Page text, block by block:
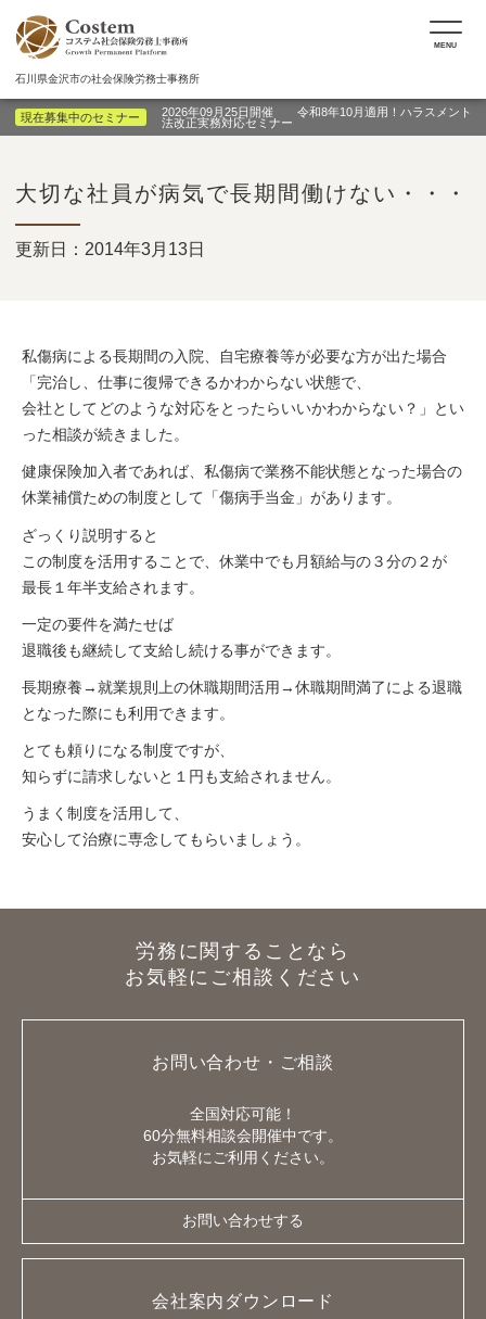
石川県金沢市の社会保険労務士事務所
MENU
現在募集中のセミナー
2026年09月25日開催 令和8年10月適用！ハラスメント
法改正実務対応セミナー
大切な社員が病気で長期間働けない・・・
更新日：2014年3月13日
私傷病による長期間の入院、自宅療養等が必要な方が出た場合
「完治し、仕事に復帰できるかわからない状態で、
会社としてどのような対応をとったらいいかわからない？」とい
った相談が続きました。
健康保険加入者であれば、私傷病で業務不能状態となった場合の
休業補償ための制度として「傷病手当金」があります。
ざっくり説明すると
この制度を活用することで、休業中でも月額給与の３分の２が
最長１年半支給されます。
一定の要件を満たせば
退職後も継続して支給し続ける事ができます。
長期療養→就業規則上の休職期間活用→休職期間満了による退職
となった際にも利用できます。
とても頼りになる制度ですが、
知らずに請求しないと１円も支給されません。
うまく制度を活用して、
安心して治療に専念してもらいましょう。
労務に関することなら
お気軽にご相談ください
お問い合わせ・ご相談
全国対応可能！
60分無料相談会開催中です。
お気軽にご利用ください。
お問い合わせする
会社案内ダウンロード